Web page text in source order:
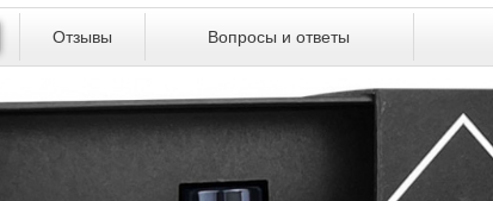
Отзывы Вопросы и ответы